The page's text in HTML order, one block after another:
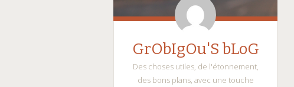
GrObIgOu'S bLoG
Des choses utiles, de l'étonnement,
des bons plans, avec une touche